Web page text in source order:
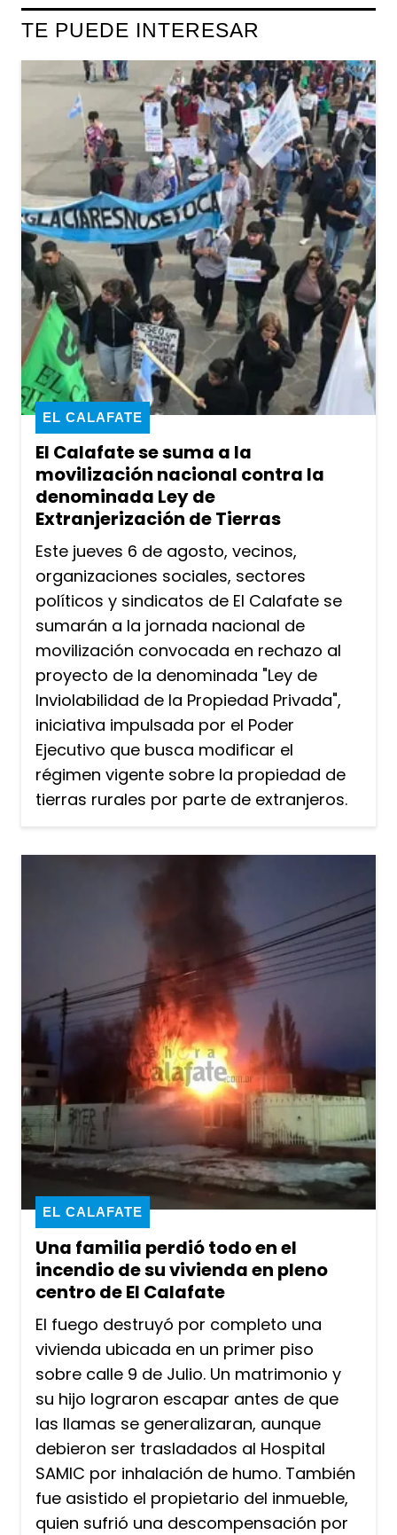
TE PUEDE INTERESAR
El Calafate se suma a la
movilización nacional contra la
denominada Ley de
Extranjerización de Tierras
EL CALAFATE
Este jueves 6 de agosto, vecinos,
organizaciones sociales, sectores
políticos y sindicatos de El Calafate se
sumarán a la jornada nacional de
movilización convocada en rechazo al
proyecto de la denominada "Ley de
Inviolabilidad de la Propiedad Privada",
iniciativa impulsada por el Poder
Ejecutivo que busca modificar el
régimen vigente sobre la propiedad de
tierras rurales por parte de extranjeros.
Una familia perdió todo en el
incendio de su vivienda en pleno
centro de El Calafate
EL CALAFATE
El fuego destruyó por completo una
vivienda ubicada en un primer piso
sobre calle 9 de Julio. Un matrimonio y
su hijo lograron escapar antes de que
las llamas se generalizaran, aunque
debieron ser trasladados al Hospital
SAMIC por inhalación de humo. También
fue asistido el propietario del inmueble,
quien sufrió una descompensación por